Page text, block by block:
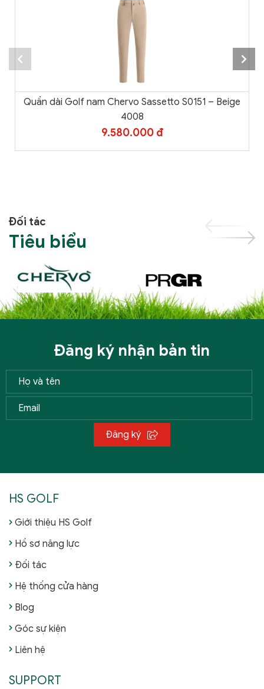
Quần dài Golf nam Chervo Sassetto S0151 – Beige
4008
9.580.000 đ
Đối tác
Tiêu biểu
Đăng ký nhận bản tin
Đăng ký
HS GOLF
Giới thiệu HS Golf
Hồ sơ năng lực
Đối tác
Hệ thống cửa hàng
Blog
Góc sự kiện
Liên hệ
SUPPORT